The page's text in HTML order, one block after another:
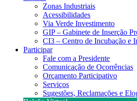
Zonas Industriais
Acessibilidades
Via Verde Investimento
GIP – Gabinete de Inserção
CI3 – Centro de Incubação e
Participar
Fale com a Presidente
Comunicação de Ocorrências
Orçamento Participativo
Serviços
Sugestões, Reclamações e